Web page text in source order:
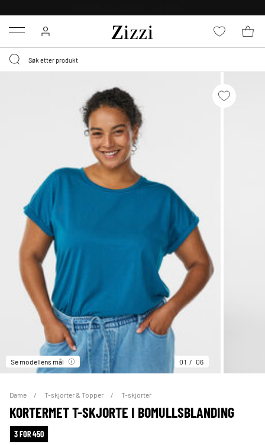
Menu
Se modellens mål 01 06
Dame T-skjorter & Topper T-skjorter
KORTERMET T-SKJORTE I BOMULLSBLANDING
3 FOR 450